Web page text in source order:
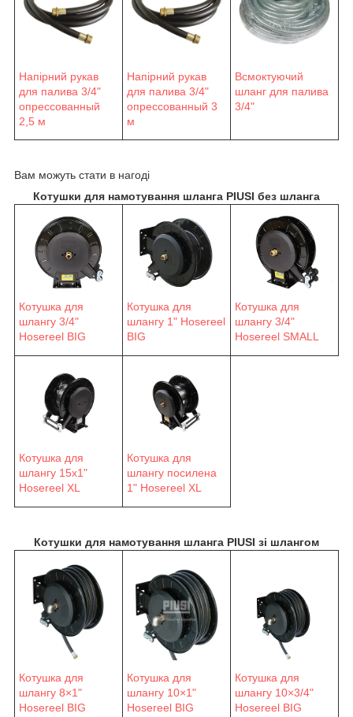
Напірний рукав
для палива 3/4"
опрессованный
2,5 м
Напірний рукав
для палива 3/4"
опрессованный 3
м
Всмоктуючий
шланг для палива
3/4"
Вам можуть стати в нагоді
Котушки для намотування шланга PIUSI без шланга
Котушка для
шлангу 3/4"
Hosereel BIG
Котушка для
шлангу 1" Hosereel
BIG
Котушка для
шлангу 3/4"
Hosereel SMALL
Котушка для
шлангу 15х1"
Hosereel XL
Котушка для
шлангу посилена
1" Hosereel XL
Котушки для намотування шланга PIUSI зі шлангом
Котушка для
шлангу 8×1"
Hosereel BIG
Котушка для
шлангу 10×1"
Hosereel BIG
Котушка для
шлангу 10×3/4"
Hosereel BIG